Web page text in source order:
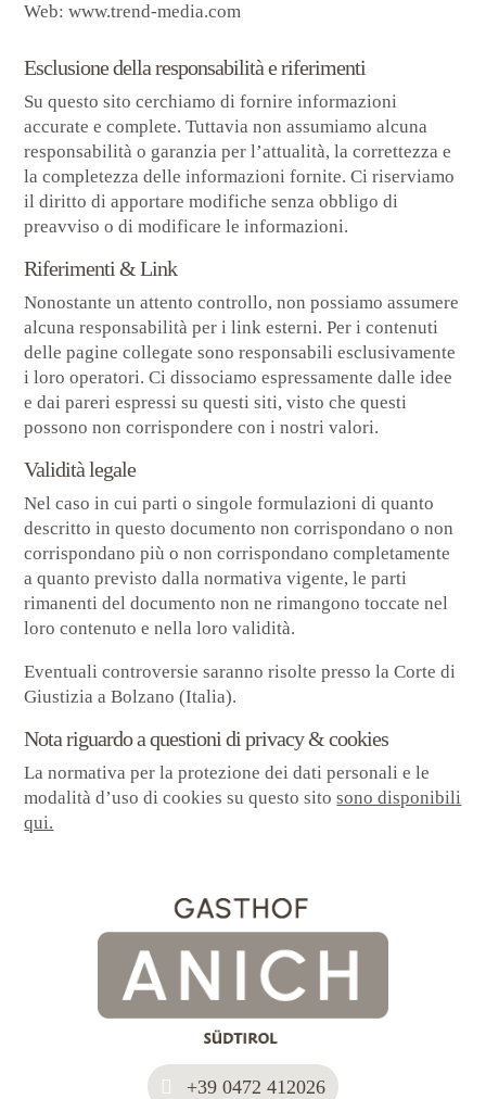
Web:www.trend-media.com
Esclusione della responsabilità e riferimenti
Su questo sito cerchiamo di fornire informazioni
accurate e complete. Tuttavia non assumiamo alcuna
responsabilità o garanzia per l’attualità, la correttezza e
la completezza delle informazioni fornite. Ci riserviamo
il diritto di apportare modifiche senza obbligo di
preavviso o di modificare le informazioni.
Riferimenti & Link
Nonostante un attento controllo, non possiamo assumere
alcuna responsabilità per i link esterni. Per i contenuti
delle pagine collegate sono responsabili esclusivamente
i loro operatori. Ci dissociamo espressamente dalle idee
e dai pareri espressi su questi siti, visto che questi
possono non corrispondere con i nostri valori.
Validità legale
Nel caso in cui parti o singole formulazioni di quanto
descritto in questo documento non corrispondano o non
corrispondano più o non corrispondano completamente
a quanto previsto dalla normativa vigente, le parti
rimanenti del documento non ne rimangono toccate nel
loro contenuto e nella loro validità.
Eventuali controversie saranno risolte presso la Corte di
Giustizia a Bolzano (Italia).
Nota riguardo a questioni di privacy & cookies
La normativa per la protezione dei dati personali e le
modalità d’uso di cookies su questo sitosono disponibili
qui.
+39 0472 412026